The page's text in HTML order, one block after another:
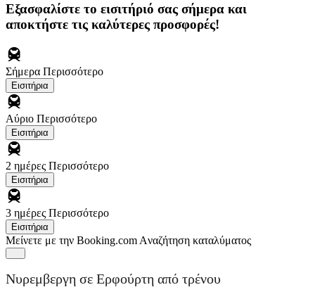
Εξασφαλίστε το εισιτήριό σας σήμερα και
αποκτήστε τις καλύτερες προσφορές!
Σήμερα Περισσότερο
Εισιτήρια
Αύριο Περισσότερο
Εισιτήρια
2 ημέρες Περισσότερο
Εισιτήρια
3 ημέρες Περισσότερο
Εισιτήρια
Μείνετε με την Booking.com Aναζήτηση καταλύματος
Νυρεμβεργη σε Ερφούρτη από τρένου